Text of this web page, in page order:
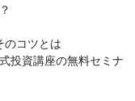
のコツとは
投資講座の無料セミナ